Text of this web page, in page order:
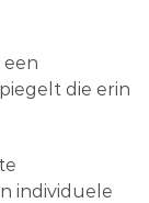
die erin
individuele